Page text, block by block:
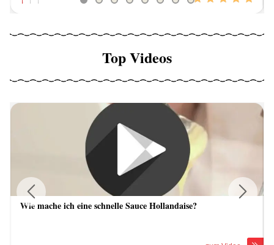
Top Videos
Wie mache ich eine schnelle Sauce Hollandaise?
Previous